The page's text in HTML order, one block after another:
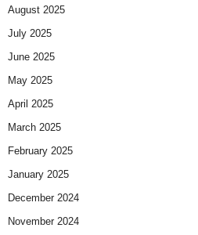
August 2025
July 2025
June 2025
May 2025
April 2025
March 2025
February 2025
January 2025
December 2024
November 2024